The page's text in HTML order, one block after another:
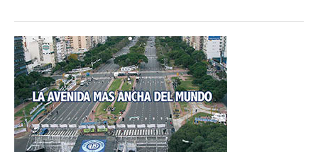
Secretaría de formación política-sindical
Secretaría de derechos humanos
Secretaría igualdad de oportunidades y género
Secretaría asuntos jurídicos